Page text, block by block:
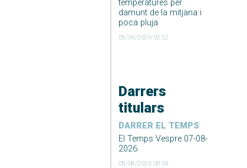
temperatures per
damunt de la mitjana i
poca pluja
09/06/2026 02:52
Darrers
titulars
DARRER EL TEMPS
El Temps Vespre 07-08-
2026
08/08/2026 08:59